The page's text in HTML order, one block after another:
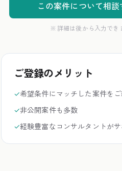
この案件について相談
※ 詳細は後から入力でき
ご登録のメリット
✓希望条件にマッチした案件を
✓非公開案件も多数
✓経験豊富なコンサルタントが